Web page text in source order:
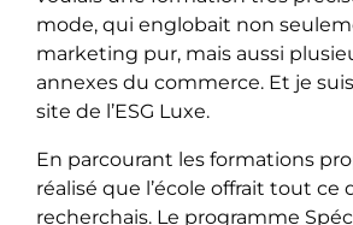
mode, qui englobait non
marketing pur, mais aussi
annexes du commerce. Et je
site de l’ESG Luxe.
En parcourant les formations
réalisé que l’école offrait tout ce
recherchais. Le programme